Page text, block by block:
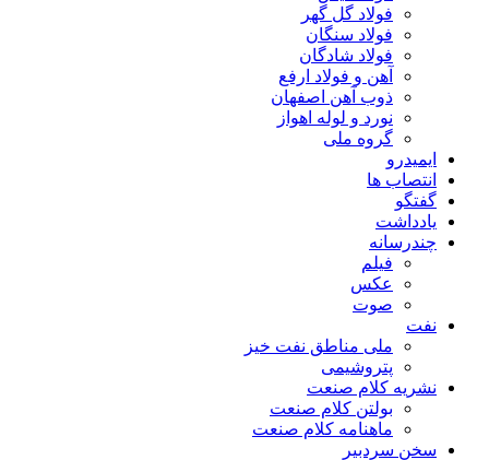
فولاد گل گهر
فولاد سنگان
فولاد شادگان
آهن و فولاد ارفع
ذوب آهن اصفهان
نورد و لوله اهواز
گروه ملی
ایمیدرو
انتصاب ها
گفتگو
یادداشت
چندرسانه
فیلم
عکس
صوت
نفت
ملی مناطق نفت خیز
پتروشیمی
نشریه کلام صنعت
بولتن کلام صنعت
ماهنامه کلام صنعت
سخن سردبیر